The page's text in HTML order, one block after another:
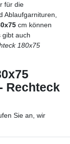
für die
Ablaufgarnituren,
cm können
gibt auch
180x75
Rechteck
Sie an, wir